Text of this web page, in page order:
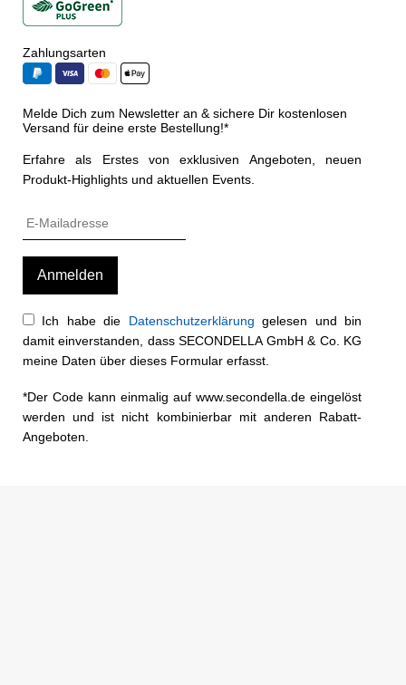
Zahlungsarten
Melde Dich zum Newsletter an & sichere Dir kostenlosen
Versand für deine erste Bestellung!*
Erfahre als Erstes von exklusiven Angeboten, neuen
Produkt-Highlights und aktuellen Events.
Ich habe die Datenschutzerklärung gelesen und bin
damit einverstanden, dass SECONDELLA GmbH & Co. KG
meine Daten über dieses Formular erfasst.
*Der Code kann einmalig auf www.secondella.de eingelöst
werden und ist nicht kombinierbar mit anderen Rabatt-
Angeboten.